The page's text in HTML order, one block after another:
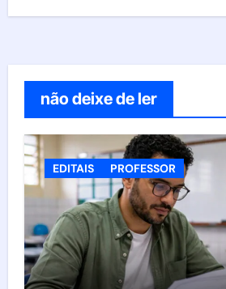
não deixe de ler
EDITAIS PROFESSOR